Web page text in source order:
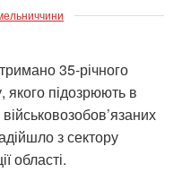
35-річного
підозрюють в
військовозобов’язаних
з сектору
області.